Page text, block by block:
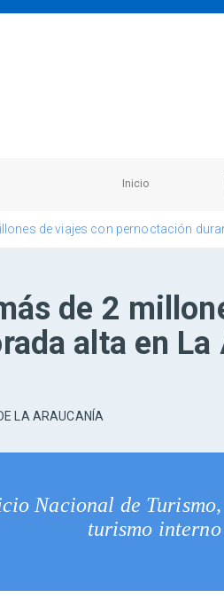
Inicio
de viajes con pernoctación
de 2
alta en La
LA ARAUCANÍA
Nacional de
turismo